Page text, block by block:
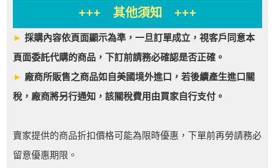
+++ 其他須知 +++
►採購內容依頁面顯示為準，一旦訂單成立，視客戶同意本
頁面委託代購的商品，下訂前請務必確認是否正確。
► 廠商所販售之商品如自美國境外進口，若後續產生進口關
稅，廠商將另行通知，該關稅費用由買家自行支付。
賣家提供的商品折扣價格可能為限時優惠，下單前再勞請務必
留意優惠期限。